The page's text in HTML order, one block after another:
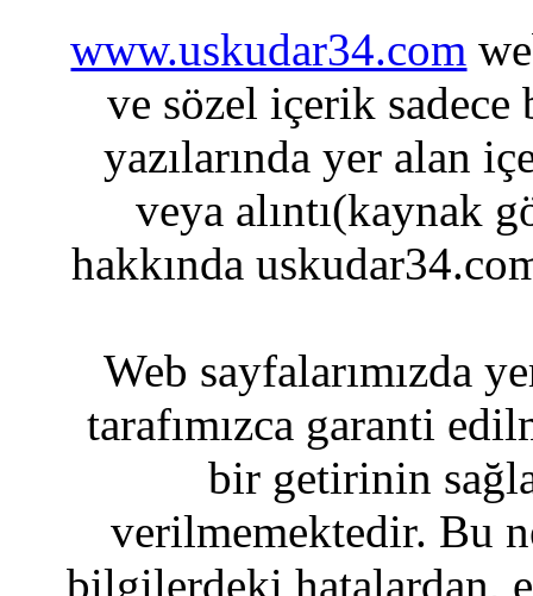
www.uskudar34.com
ve sözel içerik sadece
yazılarında yer alan
veya alıntı(kaynak
hakkında
Web sayfalarımızda
tarafımızca garanti
bir getirinin
verilmemektedir. Bu
bilgilerdeki hatalardan,